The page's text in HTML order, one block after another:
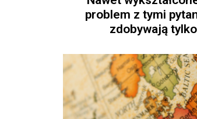
problem z tymi
zdobywają